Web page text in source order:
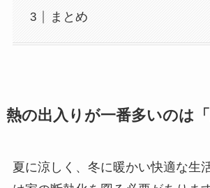
まとめ
熱の出入りが一番多いのは「
夏に涼しく、冬に暖かい快適な生